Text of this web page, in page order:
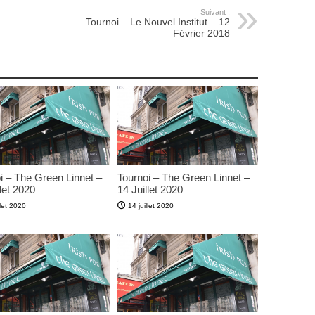
Suivant :
Tournoi – Le Nouvel Institut – 12
Février 2018
– The Green Linnet –
2020
2020
Tournoi – The Green Linnet –
14 Juillet 2020
14 juillet 2020